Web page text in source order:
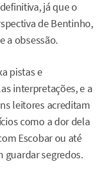
já que o
de Bentinho,
a obsessão.
pistas e
interpretações, e a
leitores acreditam
como a dor dela
Escobar ou até
guardar segredos.